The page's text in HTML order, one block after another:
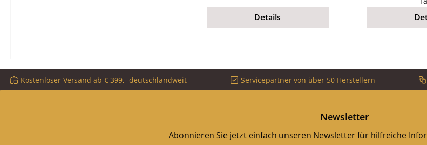
Details
Kostenloser Versand ab € 399,- deutschlandweit Servicepartner von über 50 Herstellern
Newsletter
Abonnieren Sie jetzt einfach unseren Newsletter für hilfreiche